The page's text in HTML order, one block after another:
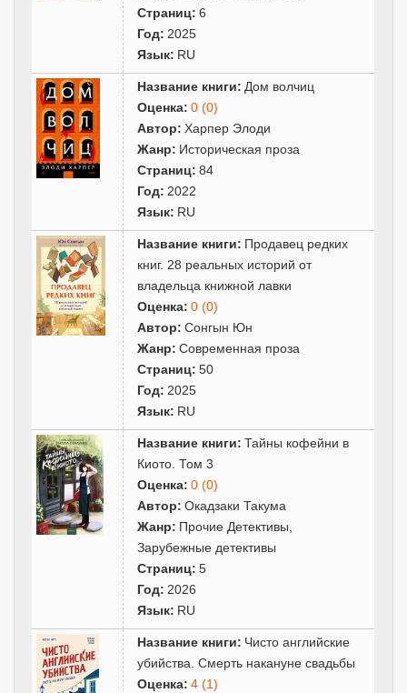
Страниц: 6
Год: 2025
Язык: RU
Название книги: Дом волчиц
Оценка: 0 (0)
Автор: Харпер Элоди
Жанр: Историческая проза
Страниц: 84
Год: 2022
Язык: RU
Название книги: Продавец редких
книг. 28 реальных историй от
владельца книжной лавки
Оценка: 0 (0)
Автор: Сонгын Юн
Жанр: Современная проза
Страниц: 50
Год: 2025
Язык: RU
Название книги: Тайны кофейни в
Киото. Том 3
Оценка: 0 (0)
Автор: Окадзаки Такума
Жанр: Прочие Детективы
Зарубежные детективы
Страниц: 5
Год: 2026
Язык: RU
Название книги: Чисто английские
убийства. Смерть накануне свадьбы
Оценка: 4 (1)